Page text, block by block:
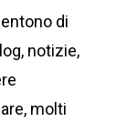
di
notizie,
molti